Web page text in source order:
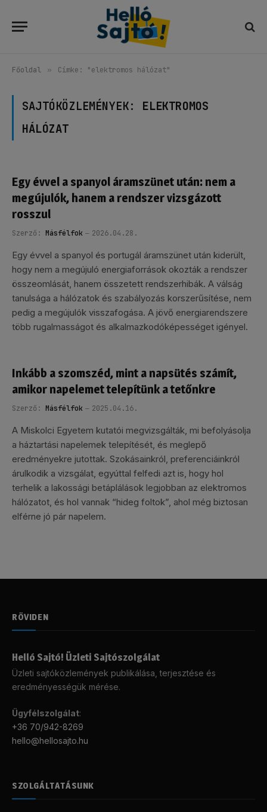
Főoldal » Címke: "elektromos hálózat"
SAJTÓKÖZLEMÉNYEK: ELEKTROMOS
HÁLÓZAT
Egy évvel a spanyol áramszünet után: nem a
megújulók, hanem a rendszer vizsgázott
rosszul
Szerző: Másfélfok 2026.04.28.
Egy évvel a spanyol és portugál áramszünet után kiderült,
hogy nem a megújuló energiaforrások okozták a rendszer
összeomlását, hanem összetett rendszerhibák. A válság
tanulsága a hálózatok és szabályozás korszerűsítése, nem
pedig a megújulók visszafogása. A jövő energiarendszere
több rugalmasságot és alkalmazkodóképességet igényel.
Inkább a szomszéd, mint a napsütés számít,
amikor napelemet telepítünk a tetőnkre
Szerző: Másfélfok 2025.04.16.
A Miskolci Egyetem kutatói megvizsgálták, mi befolyásolja
a háztartási napelemek telepítését, és meglepő
eredményekre jutottak. Szokásainkról, preferenciáinkról
árulkodik a vizsgálat, egyúttal felfedi azt is, hogy hol
terhelik a lakossági betáplálások legjobban az elektromos
hálózatot, és hol vannak “hideg foltok”, ahol még biztosan
elférne jó pár napelem.
RÖVIDEN
Helló Sajtó! Üzleti Sajtószolgálat
Üzleti sajtóközlemények publikálása, terjesztése és
eredményességük mérése.
Ügyfélszolgálat:
+36 70/942-8269
hello@hellosajto.hu
SZOLGÁLTATÁSUNK